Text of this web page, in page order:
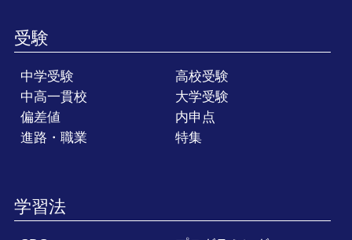
受験
中学受験
高校受験
中高一貫校
大学受験
偏差値
内申点
進路・職業
特集
学習法